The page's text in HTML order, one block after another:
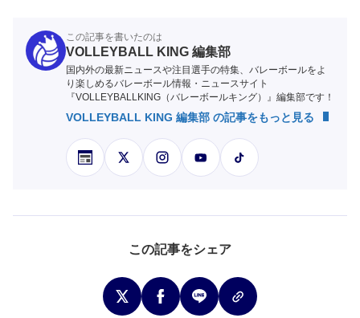
この記事を書いたのは
VOLLEYBALL KING 編集部
国内外の最新ニュースや注目選手の特集、バレーボールをよ
り楽しめるバレーボール情報・ニュースサイト
『VOLLEYBALLKING（バレーボールキング）』編集部です！
VOLLEYBALL KING 編集部 の記事をもっと見る
この記事をシェア